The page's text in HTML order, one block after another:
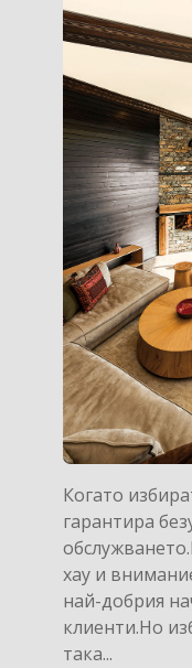
Когато
гарантира
хау и
най-добрия
клиенти.Но
така...